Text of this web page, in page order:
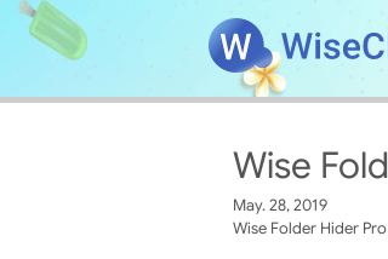
Wise
May. 28, 2019
Wise Folder Hider